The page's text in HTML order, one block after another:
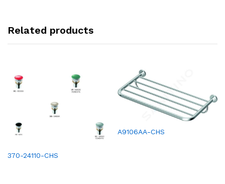
Related products
370-24110-CHS
A9106AA-CHS